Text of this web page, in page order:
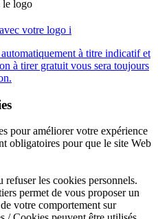
le logo
votre logo i
à titre indicatif et
à tirer gratuit vous sera toujours
pour améliorer votre expérience
obligatoires pour que le site Web
les cookies personnels.
permet de vous proposer un
votre comportement sur